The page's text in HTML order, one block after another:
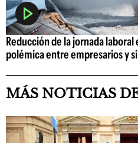
Reducción de la jornada
polémica entre empresarios y
MÁS NOTICIAS